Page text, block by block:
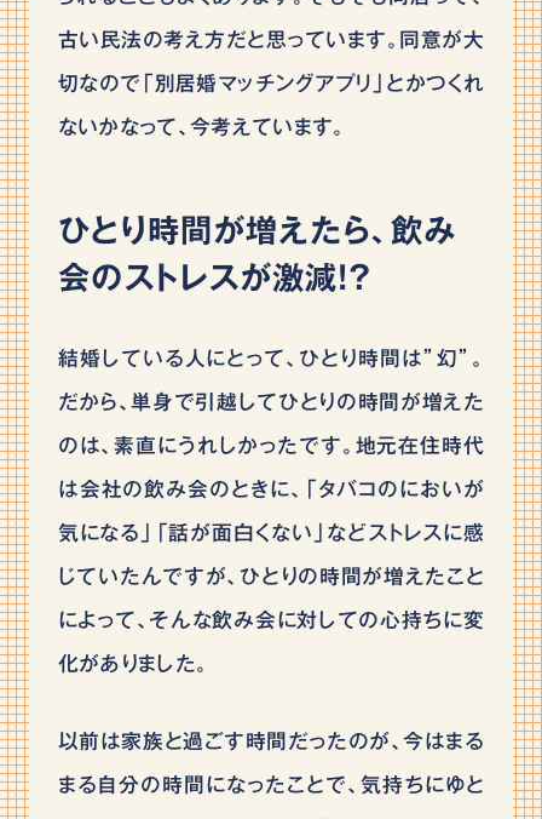
古い民法の考え方だと思っています。同意が大
切なので「別居婚マッチングアプリ」とかつくれ
ないかなって、今考えています。
ひとり時間が増えたら、飲み
会のストレスが激減！？
結婚している人にとって、ひとり時間は”幻”。
だから、単身で引越してひとりの時間が増えた
のは、素直にうれしかったです。地元在住時代
は会社の飲み会のときに、「タバコのにおいが
気になる」「話が面白くない」などストレスに感
じていたんですが、ひとりの時間が増えたこと
によって、そんな飲み会に対しての心持ちに変
化がありました。
以前は家族と過ごす時間だったのが、今はまる
まる自分の時間になったことで、気持ちにゆと